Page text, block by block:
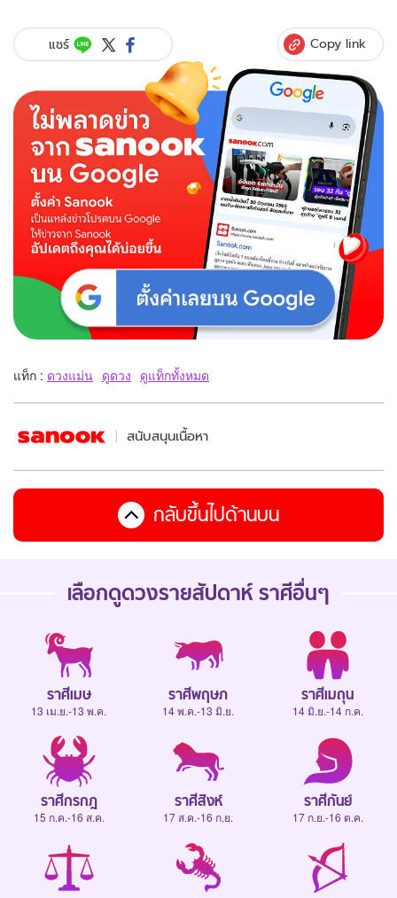
แชร์ Copy link
แท็ก : ดวงแม่น ดูดวง ดูแท็กทั้งหมด
สนับสนุนเนื้อหา
กลับขึ้นไปด้านบน
เลือกดูดวงรายสัปดาห์ ราศีอื่นๆ
ราศีเมษ
13 เม.ย.-13 พ.ค.
ราศีพฤษภ
14 พ.ค.-13 มิ.ย.
ราศีเมถุน
14 มิ.ย.-14 ก.ค.
ราศีกรกฎ
15 ก.ค.-16 ส.ค.
ราศีสิงห์
17 ส.ค.-16 ก.ย.
ราศีกันย์
17 ก.ย.-16 ต.ค.